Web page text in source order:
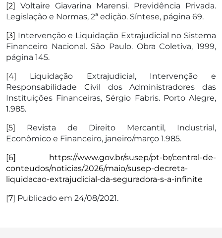
[2] Voltaire Giavarina Marensi. Previdência Privada.
Legislação e Normas, 2ª edição. Síntese, página 69.
[3] Intervenção e Liquidação Extrajudicial no Sistema
Financeiro Nacional. São Paulo. Obra Coletiva, 1999,
página 145.
[4] Liquidação Extrajudicial, Intervenção e
Responsabilidade Civil dos Administradores das
Instituições Financeiras, Sérgio Fabris. Porto Alegre,
1.985.
[5] Revista de Direito Mercantil, Industrial,
Econômico e Financeiro, janeiro/março 1.985.
[6]
https://www.gov.br/susep/pt-br/central-de-
conteudos/noticias/2026/maio/susep-decreta-
liquidacao-extrajudicial-da-seguradora-s-a-infinite
[7] Publicado em 24/08/2021.